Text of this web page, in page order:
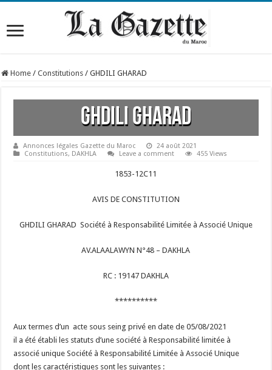
Home / Constitutions / GHDILI GHARAD
GHDILI GHARAD
Annonces légales Gazette du Maroc
24 août 2021
Constitutions, DAKHLA Leave a comment 455 Views
1853-12C11
AVIS DE CONSTITUTION
GHDILI GHARAD Société à Responsabilité Limitée à Associé Unique
AV.ALAALAWYN N°48 – DAKHLA
RC : 19147 DAKHLA
**********
Aux termes d’un acte sous seing privé en date de 05/08/2021
il a été établi les statuts d’une société à Responsabilité limitée à
associé unique Société à Responsabilité Limitée à Associé Unique
dont les caractéristiques sont les suivantes :